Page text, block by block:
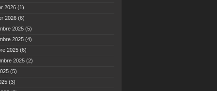
2026 (1)
2026 (6)
2025 (5)
2025 (4)
2025 (6)
2025 (2)
(5)
(3)